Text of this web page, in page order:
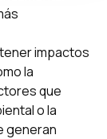
impactos
la
que
o la
generan